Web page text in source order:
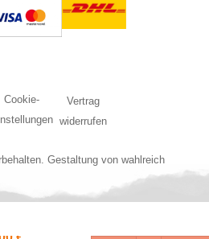
Gestaltung von wahlreich
Cookie-
Vertrag
widerrufen